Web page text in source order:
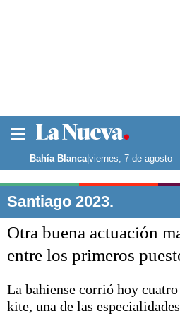
Noticias
La
Punta
El
Opinión
Deportes
Liga
Bahía Blanca|viernes, 7 de agosto
Santiago 2023.
Otra buena actuación
entre los primeros
La bahiense corrió hoy
kite, una de las